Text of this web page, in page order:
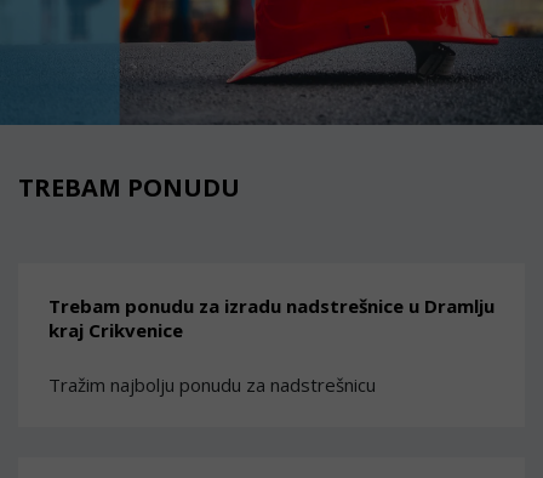
TREBAM PONUDU
Trebam ponudu za izradu nadstrešnice u Dramlju
kraj Crikvenice
Tražim najbolju ponudu za nadstrešnicu